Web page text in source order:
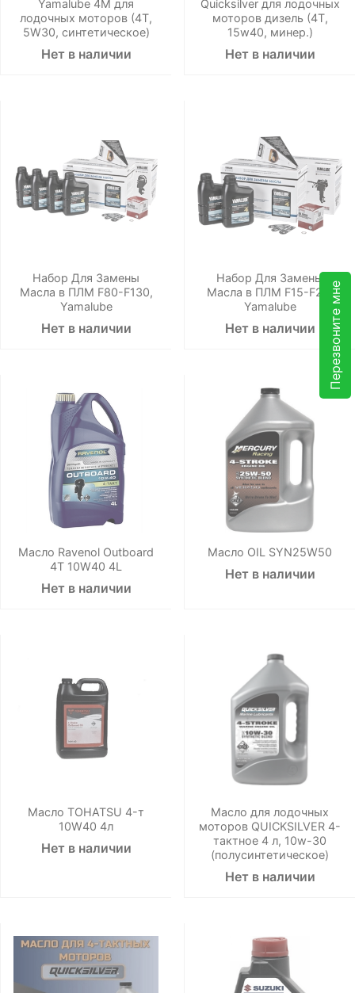
Перезвоните мне
Yamalube 4M для
лодочных моторов (4Т,
5W30, синтетическое)
Нет в наличии
Quicksilver для лодочных
моторов дизель (4Т,
15w40, минер.)
Нет в наличии
Набор Для Замены
Масла в ПЛМ F80-F130,
Yamalube
Нет в наличии
Набор Для Замены
Масла в ПЛМ F15-F25,
Yamalube
Нет в наличии
Масло Ravenol Outboard
4T 10W40 4L
Нет в наличии
Масло OIL SYN25W50
Нет в наличии
Масло TOHATSU 4-т
10W40 4л
Нет в наличии
Масло для лодочных
моторов QUICKSILVER 4-
тактное 4 л, 10w-30
(полусинтетическое)
Нет в наличии